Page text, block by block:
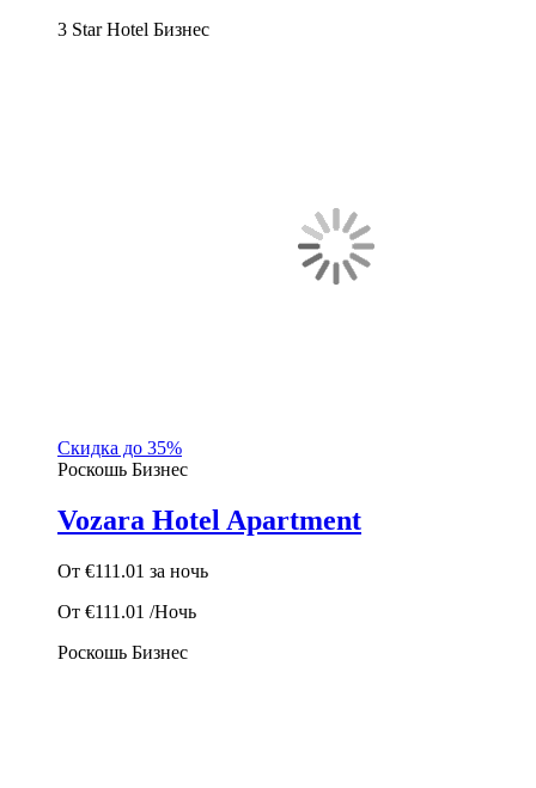
3 Star Hotel Бизнес
Скидка до 35%
Роскошь Бизнес
Vozara Hotel Apartment
От €111.01 за ночь
От €111.01 /Ночь
Роскошь Бизнес